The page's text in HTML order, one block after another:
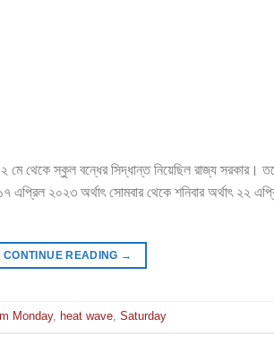
২ মে থেকে স্কুল বন্ধের সিদ্ধান্ত নিয়েছিল রাজ্য
এপ্রিল ২০২৩ অর্থাৎ সোমবার থেকে শনিবার অর্থাৎ ২২
CONTINUE READING →
Monday, heat wave, Saturday